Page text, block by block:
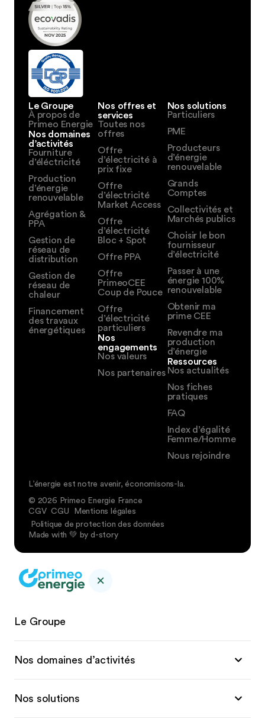
Le Groupe
À propos de
Primeo Energie
Nos domaines
d’activités
Fourniture
d’éléctricité
Production
d’énergie
renouvelable
Agrégation &
PPA
Gestion de
réseau de
distribution
Gestion de
réseau de
chaleur
Financement
des travaux
énergétiques
Nos offres et
services
Toutes nos
offres
Offre
d’électricité à
prix fixe
Offre
d’électricité
Market Access
Offre
d’électricité
Bloc + Spot
Offre PPA
Offre
PrimeoCEE
Coup de Pouce
Offre
d’électricité
particuliers
Nos
engagements
Nos valeurs
Nos partenaires
Nos solutions
Particuliers
PME
Producteurs
d’énergie
renouvelable
Grands
Comptes
Collectivités et
Marchés publics
Choisir le bon
fournisseur
d’électricité
Passer à une
énergie 100%
renouvelable
Obtenir ma
prime CEE
Revendre ma
production
d’énergie
Ressources
Nos actualités
Nos fiches
pratiques
FAQ
Index d’égalité
Femme/Homme
Nous rejoindre
L’énergie est notre avenir, économisons-la.
© 2026 Primeo Energie France
CGV CGU
Mentions légales
Politique de protection des données
Made with 💚 by d-story
Le Groupe
Nos domaines d’activités
Nos solutions